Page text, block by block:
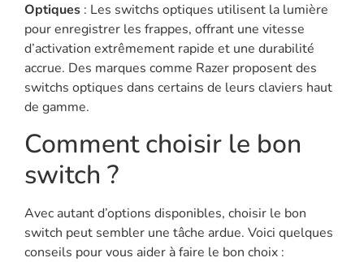
Optiques : Les switchs optiques utilisent la lumière
pour enregistrer les frappes, offrant une vitesse
d’activation extrêmement rapide et une durabilité
accrue. Des marques comme Razer proposent des
switchs optiques dans certains de leurs claviers haut
de gamme.
Comment choisir le bon
switch ?
Avec autant d’options disponibles, choisir le bon
switch peut sembler une tâche ardue. Voici quelques
conseils pour vous aider à faire le bon choix :